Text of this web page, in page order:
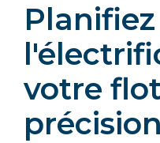
Planifiez
votre
précision